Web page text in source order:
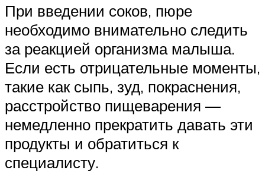
При введении соков, пюре
необходимо внимательно следить
за реакцией организма малыша.
Если есть отрицательные моменты,
такие как сыпь, зуд, покраснения,
расстройство пищеварения —
немедленно прекратить давать эти
продукты и обратиться к
специалисту.